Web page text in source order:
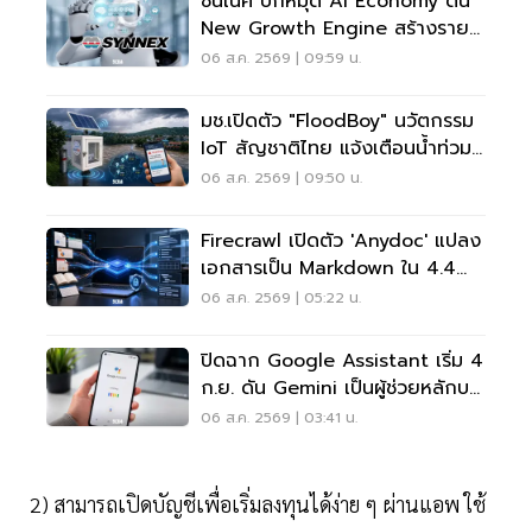
New Growth Engine สร้างราย
ได้ประจำ
06 ส.ค. 2569 | 09:59 น.
มช.เปิดตัว "FloodBoy" นวัตกรรม
IoT สัญชาติไทย แจ้งเตือนน้ำท่วม
เรียลไทม์
06 ส.ค. 2569 | 09:50 น.
Firecrawl เปิดตัว 'anydoc' แปลง
เอกสารเป็น Markdown ใน 4.4
มิลลิวินาที
06 ส.ค. 2569 | 05:22 น.
ปิดฉาก Google Assistant เริ่ม 4
ก.ย. ดัน Gemini เป็นผู้ช่วยหลักบน
Android
06 ส.ค. 2569 | 03:41 น.
2) สามารถเปิดบัญชีเพื่อเริ่มลงทุนได้ง่าย ๆ ผ่านแอพ ใช้